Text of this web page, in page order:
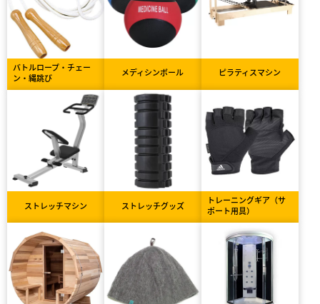
バトルロープ・チェー
ン・縄跳び
メディシンボール ピラティスマシン
ストレッチマシン ストレッチグッズ
トレーニングギア（サ
ポート用具）